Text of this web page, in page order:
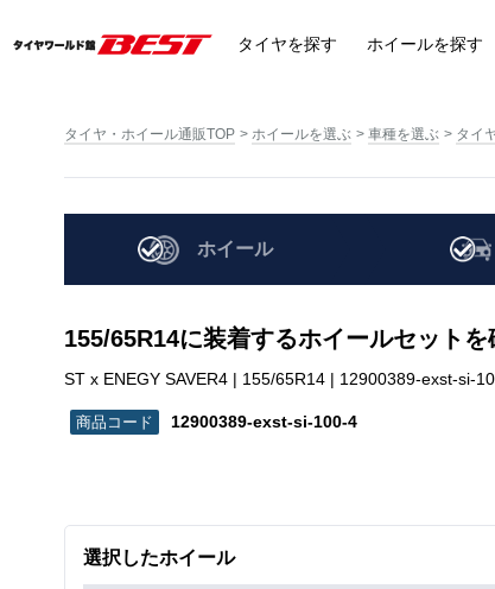
タイヤを探す ホイールを探す
タイヤ・ホイール通販TOP ホイールを選ぶ 車種を選ぶ タイ
ホイール
155/65R14に装着するホイールセットを
ST x ENEGY SAVER4 | 155/65R14 | 12900389-exst-si-
12900389-exst-si-100-4
選択したホイール